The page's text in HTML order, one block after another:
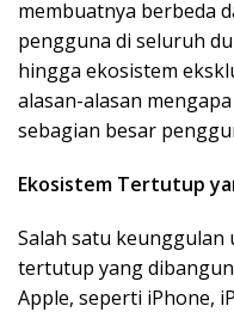
membuatnya berbeda
pengguna di seluruh
hingga ekosistem
alasan-alasan
sebagian besar
Ekosistem Tertutup
Salah satu keunggulan
tertutup yang
Apple, seperti iPhone,